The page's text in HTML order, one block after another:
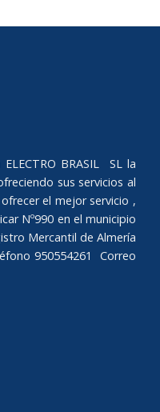
BRASIL SL la
sus servicios al
el mejor servicio ,
Nº990 en el municipio
Mercantil de Almería
950554261 Correo